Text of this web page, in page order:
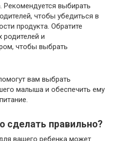
Рекомендуется выбирать
чтобы убедиться в
продукта. Обратите
родителей и
чтобы выбрать
вам выбрать
малыша и обеспечить ему
сделать правильно?
вашего ребенка может